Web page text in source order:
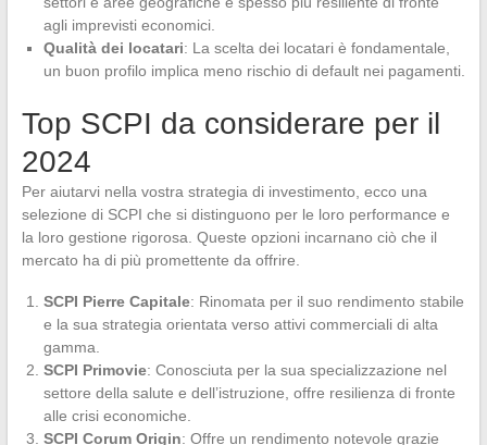
agli imprevisti economici.
Qualità dei locatari: La scelta dei locatari è fondamentale,
un buon profilo implica meno rischio di default nei pagamenti.
Top SCPI da considerare per il
2024
Per aiutarvi nella vostra strategia di investimento, ecco una
selezione di SCPI che si distinguono per le loro performance e
la loro gestione rigorosa. Queste opzioni incarnano ciò che il
mercato ha di più promettente da offrire.
SCPI Pierre Capitale: Rinomata per il suo rendimento stabile
e la sua strategia orientata verso attivi commerciali di alta
gamma.
SCPI Primovie: Conosciuta per la sua specializzazione nel
settore della salute e dell’istruzione, offre resilienza di fronte
alle crisi economiche.
SCPI Corum Origin: Offre un rendimento notevole grazie